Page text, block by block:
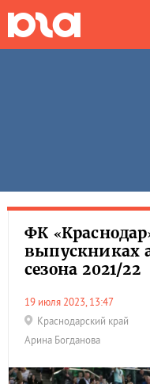
ФК
выпускниках
сезона 2021/22
19 июля 2023, 13:47
Краснодарский край
Арина Богданова